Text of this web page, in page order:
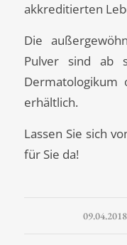
akkreditierten
Die
Pulver sind ab
erhältlich.
Lassen Sie sich
für Sie da!
09.04.2018
/